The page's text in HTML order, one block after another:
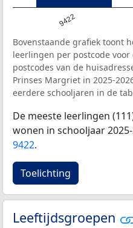
9422
Bovenstaande grafiek toont
leerlingen per postcode
postcodes van de
Prinses Margriet in 2025-
eerdere schooljaren in de
De meeste leerlingen
wonen in schooljaar
9422.
Toelichting
Leeftijdsgroepen